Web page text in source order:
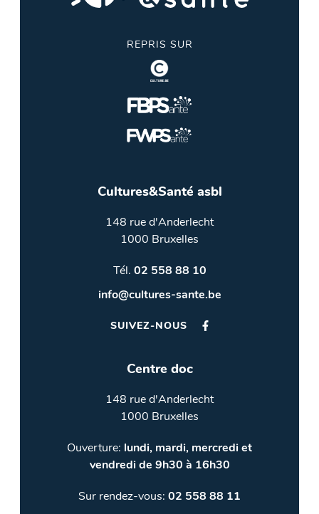
REPRIS SUR
Cultures&Santé asbl
148 rue d'Anderlecht
1000 Bruxelles
Tél. 02 558 88 10
info@cultures-sante.be
SUIVEZ-NOUS
Centre doc
148 rue d'Anderlecht
1000 Bruxelles
Ouverture: lundi, mardi, mercredi et
vendredi de 9h30 à 16h30
Sur rendez-vous: 02 558 88 11